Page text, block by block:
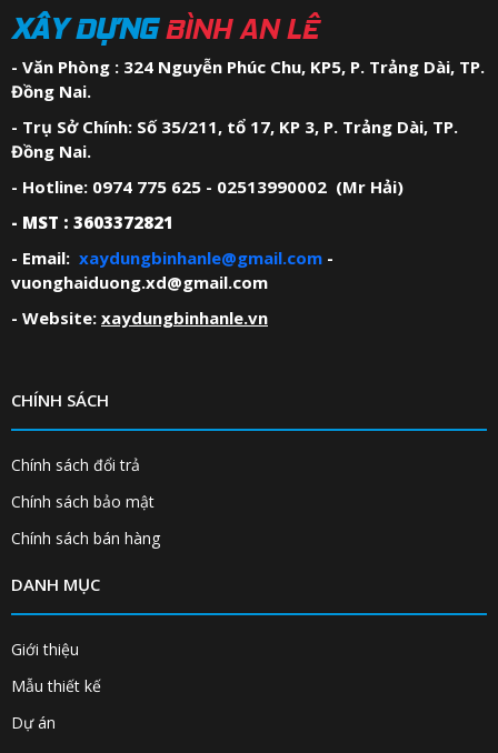
XÂY DỰNG BÌNH AN LÊ
- Văn Phòng : 324 Nguyễn Phúc Chu, KP5, P. Trảng Dài, TP.
Đồng Nai.
- Trụ Sở Chính: Số 35/211, tổ 17, KP 3, P. Trảng Dài, TP.
Đồng Nai.
- Hotline: 0974 775 625 - 02513990002 (Mr Hải)
- MST : 3603372821
- Email: xaydungbinhanle@gmail.com -
vuonghaiduong.xd@gmail.com
- Website: xaydungbinhanle.vn
CHÍNH SÁCH
Chính sách đổi trả
Chính sách bảo mật
Chính sách bán hàng
DANH MỤC
Giới thiệu
Mẫu thiết kế
Dự án